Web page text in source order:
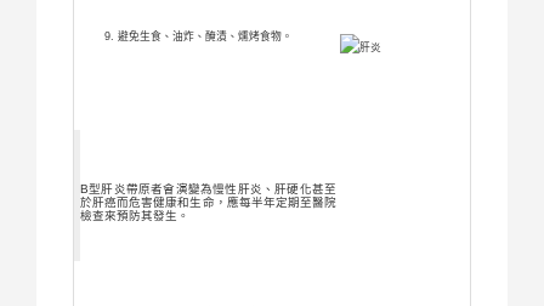
避免生食、油炸、醃漬、燻烤食物。
B型肝炎帶原者會演變為慢性肝炎、肝硬化甚至
於肝癌而危害健康和生命，應每半年定期至醫院
檢查來預防其發生。